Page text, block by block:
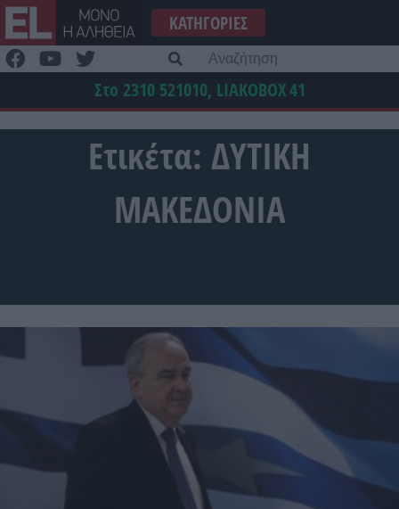
Μετάβαση
στο
περιεχόμενο
ΚΑΤΗΓΟΡΊΕΣ
Στο 2310 521010, LIAKOBOX41
Ετικέτα: ΔΥΤΙΚΗ
ΜΑΚΕΔΟΝΙΑ